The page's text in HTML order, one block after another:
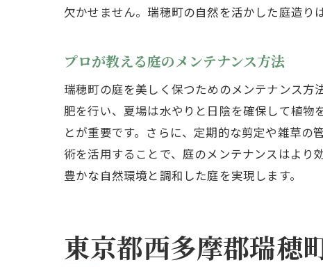
瑞
欠かせません。瑞穂町の自然を活かした庭造り
プロが教える庭のメンテナンス方法
瑞穂町の庭を美しく保つためのメンテナンス
肥を行い、夏場は水やりと日陰を確保して植物
とが重要です。さらに、定期的な剪定や雑草
術を活用することで、庭のメンテナンスはより
豊かな自然環境と調和した庭を実現します。
東京都西多摩郡瑞穂